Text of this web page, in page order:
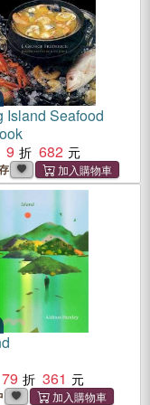
Island Seafood
9
682
79
361